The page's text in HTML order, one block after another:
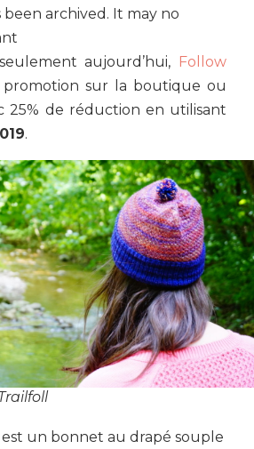
archived. It may no
aujourd’hui,
Follow
sur la boutique ou
25% de réduction en utilisant
.
est un bonnet au drapé souple